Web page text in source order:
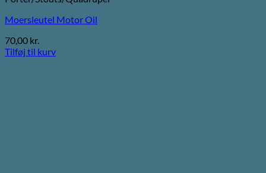
Moersleutel Motor Oil
70,00 kr.
Tilføj til kurv